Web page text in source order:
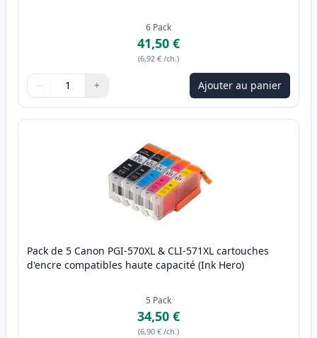
6 Pack
41,50 €
(6,92 € /ch.)
Quantité
Utilisez les boutons pour ajuster
− +
Quantité Ajouter au panier
Pack de 5 Canon PGI-570XL & CLI-571XL cartouches
d'encre compatibles haute capacité (Ink Hero)
5 Pack
34,50 €
(6,90 € /ch.)